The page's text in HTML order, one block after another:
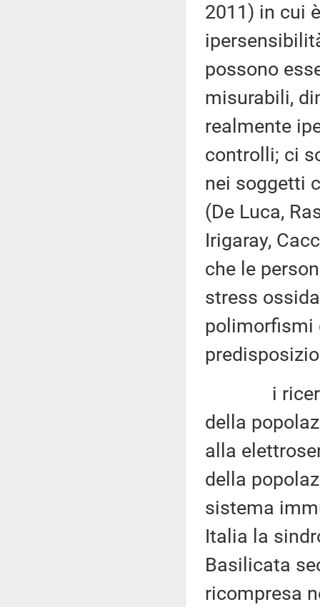
2011) in cui
possono
misurabili,
realmente
controlli; ci
nei soggetti
(De Luca,
Irigaray,
che le
stress
polimorfismi
i
della
alla
della
sistema
Italia la
Basilicata
ricompresa